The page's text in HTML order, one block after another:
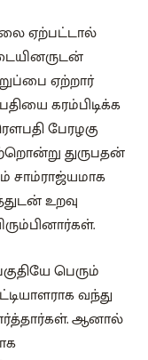
ஏற்பட்டால்
ஏற்றார்
கரம்பிடிக்க
பேரழகு
துருபதன்
சாம்ராஜ்யமாக
உறவு
பெரும்
வந்து
ஆனால்